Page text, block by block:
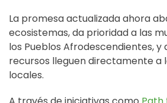
La promesa actualizada ahora
ecosistemas, da prioridad a las
los Pueblos Afrodescendientes, y
recursos lleguen directamente a
locales.